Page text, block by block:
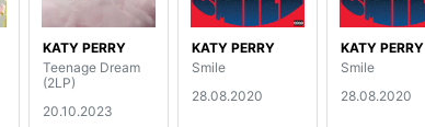
KATY PERRY
Teenage Dream
(2LP)
20.10.2023
KATY PERRY
Smile
28.08.2020
KATY PERRY
Smile
28.08.2020